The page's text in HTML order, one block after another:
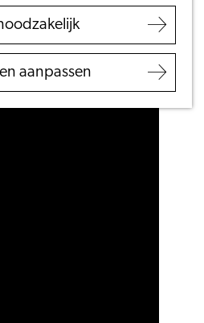
aanpassen
VVV Leiden
Bereikbaarheid
Regio Leiden